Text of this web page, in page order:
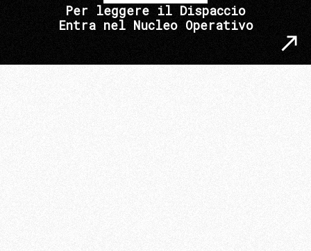
Per leggere il Dispaccio
Entra nel Nucleo Operativo